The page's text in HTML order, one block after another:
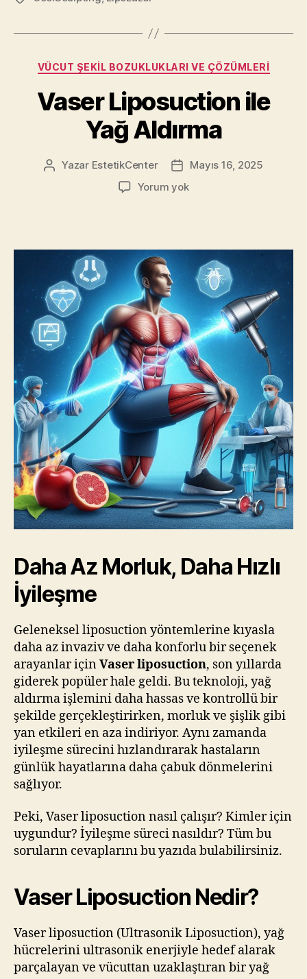
Kategoriler
VÜCUT ŞEKIL BOZUKLUKLARI VE ÇÖZÜMLERI
Vaser Liposuction ile
Yağ Aldırma
Yazının
Yazar EstetikCenter
Yazı
tarihi
Mayıs 16, 2025
Yorum yokVaser
Daha Az Morluk, Daha Hızlı
İyileşme
Geleneksel liposuction yöntemlerine kıyasla
daha az invaziv ve daha konforlu bir seçenek
arayanlar içinVaser liposuction, son yıllarda
giderek popüler hale geldi. Bu teknoloji, yağ
aldırma işlemini daha hassas ve kontrollü bir
şekilde gerçekleştirirken, morluk ve şişlik gibi
yan etkileri en aza indiriyor. Aynı zamanda
iyileşme sürecini hızlandırarak hastaların
günlük hayatlarına daha çabuk dönmelerini
sağlıyor.
Peki, Vaser liposuction nasıl çalışır? Kimler için
uygundur? İyileşme süreci nasıldır? Tüm bu
soruların cevaplarını bu yazıda bulabilirsiniz.
Vaser Liposuction Nedir?
Vaser liposuction (Ultrasonik Liposuction), yağ
hücrelerini ultrasonik enerjiyle hedef alarak
parçalayan ve vücuttan uzaklaştıran bir yağ